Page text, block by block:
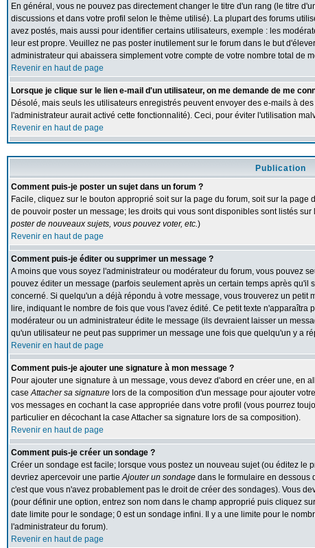
En général, vous ne pouvez pas directement changer le titre d'un rang (le titre
discussions et dans votre profil selon le thème utilisé). La plupart des forums
avez postés, mais aussi pour identifier certains utilisateurs, exemple : les
leur est propre. Veuillez ne pas poster inutilement sur le forum dans le but
administrateur qui abaissera simplement votre compte de votre nombre total de
Revenir en haut de page
Lorsque je clique sur le lien e-mail d'un utilisateur, on me demande de me
Désolé, mais seuls les utilisateurs enregistrés peuvent envoyer des e-mails à
l'administrateur aurait activé cette fonctionnalité). Ceci, pour éviter l'utilisation
Revenir en haut de page
Publication
Comment puis-je poster un sujet dans un forum ?
Facile, cliquez sur le bouton approprié soit sur la page du forum, soit sur la
de pouvoir poster un message; les droits qui vous sont disponibles sont listés
poster de nouveaux sujets, vous pouvez voter, etc.)
Revenir en haut de page
Comment puis-je éditer ou supprimer un message ?
A moins que vous soyez l'administrateur ou modérateur du forum, vous pouvez
pouvez éditer un message (parfois seulement après un certain temps après qu'il
concerné. Si quelqu'un a déjà répondu à votre message, vous trouverez un petit
lire, indiquant le nombre de fois que vous l'avez édité. Ce petit texte
modérateur ou un administrateur édite le message (ils devraient laisser un
qu'un utilisateur ne peut pas supprimer un message une fois que quelqu'un y a
Revenir en haut de page
Comment puis-je ajouter une signature à mon message ?
Pour ajouter une signature à un message, vous devez d'abord en créer une, en
caseAttacher sa signature lors de la composition d'un message pour ajouter
vos messages en cochant la case appropriée dans votre profil (vous pourrez
particulier en décochant la case Attacher sa signature lors de sa composition).
Revenir en haut de page
Comment puis-je créer un sondage ?
Créer un sondage est facile; lorsque vous postez un nouveau sujet (ou éditez le
devriez apercevoir une partieAjouter un sondage dans le formulaire en dessous
c'est que vous n'avez probablement pas le droit de créer des sondages). Vous
(pour définir une option, entrez son nom dans le champ approprié puis cliquez
date limite pour le sondage; 0 est un sondage infini. Il y a une limite pour le
l'administrateur du forum).
Revenir en haut de page